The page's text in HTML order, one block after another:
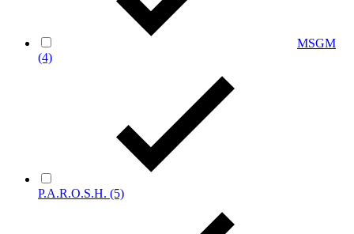
MSGM
(4)
P.A.R.O.S.H. (5)